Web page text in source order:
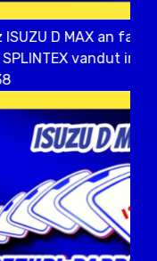
2019
ILFOV cod